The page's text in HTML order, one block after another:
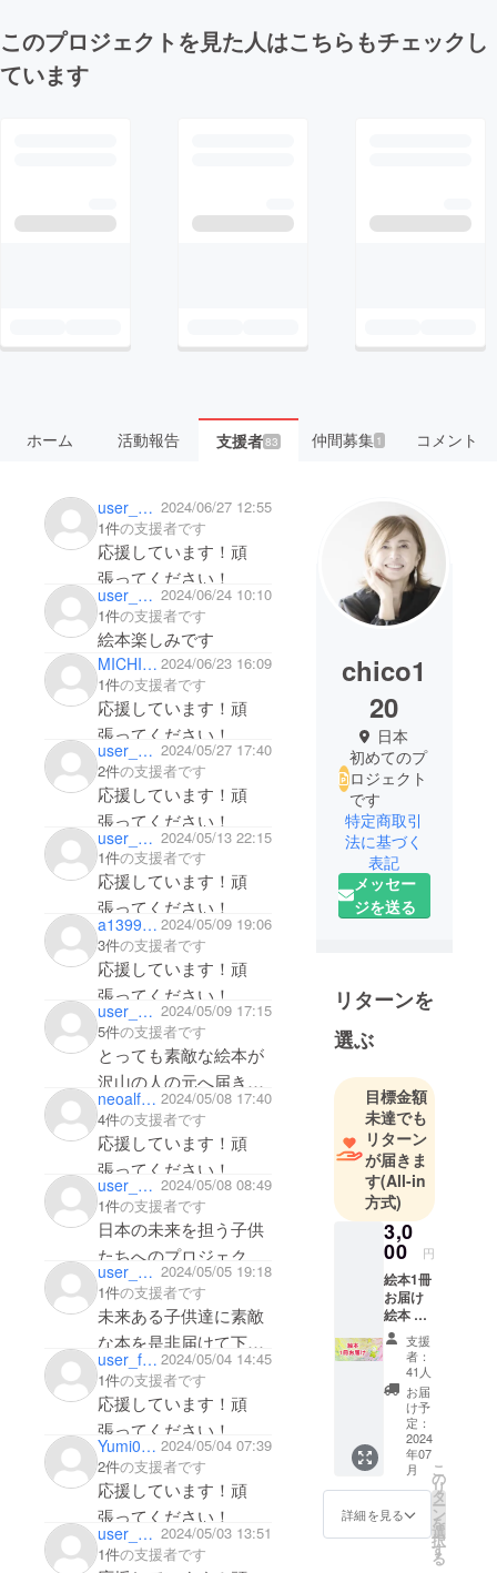
このプロジェクトを見た人はこちらもチェックし
ています
ホーム 活動報告 支援者83 仲間募集 1 コメント
user_5b9790c4c744 2024/06/27 12:55
1件の支援者です
応援しています！頑
張ってください！
user_28985ecd4ed4 2024/06/24 10:10
1件の支援者です
絵本楽しみです
MICHItamura 2024/06/23 16:09
1件の支援者です
応援しています！頑
張ってください！
user_27fa41922ac4 2024/05/27 17:40
2件の支援者です
応援しています！頑
張ってください！
user_b553992c0a54 2024/05/13 22:15
1件の支援者です
応援しています！頑
張ってください！
a1399a0de724 2024/05/09 19:06
3件の支援者です
応援しています！頑
張ってください！
user_88919d4b2d84 2024/05/09 17:15
5件の支援者です
とっても素敵な絵本が
沢山の人の元へ届きま
すように！
応援しています🎵
neoalfaline 2024/05/08 17:40
4件の支援者です
応援しています！頑
張ってください！
user_02e0e06e9b44 2024/05/08 08:49
1件の支援者です
日本の未来を担う子供
たちへのプロジェクト
を応援します
user_8f937b5fb644 2024/05/05 19:18
1件の支援者です
未来ある子供達に素敵
な本を是非届けて下さ
user_fa8e3842a184 2024/05/04 14:45
1件の支援者です
応援しています！頑
張ってください！
Yumi012345 2024/05/04 07:39
2件の支援者です
応援しています！頑
張ってください！
user_094d5cf49134 2024/05/03 13:51
1件の支援者です
chico1
20
日本
初めてのプ
ロジェクト
です
特定商取引
法に基づく
表記
メッセー
ジを送る
リターンを
選ぶ
目標金額
未達でも
リターン
が届きま
す(All-in
方式)
3,0
00 円
絵本1冊
お届け
絵本 1
冊をお
送りし
ます。
こころ
のドリ
ル(QR
コード
読み取
り)をお
送りし
ます。
支援
者：
41人
お届
け予
定：
2024
年07
月
詳細を見る
こ
の
リ
タ
ー
ン
を
選
択
す
る